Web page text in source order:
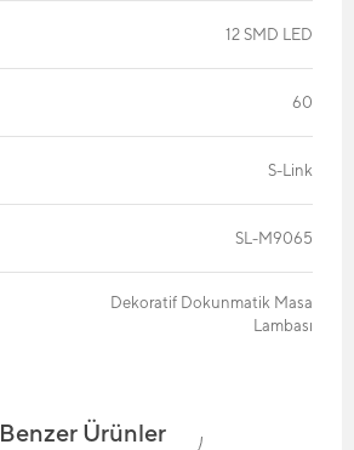
12 SMD LED
60
S-Link
SL-M9065
Dekoratif Dokunmatik Masa
Lambası
Benzer Ürünler